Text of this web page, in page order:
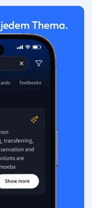
Thema.